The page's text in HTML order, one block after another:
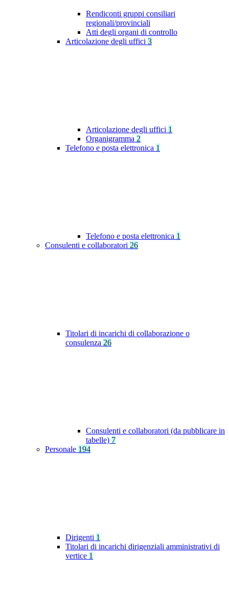
Rendiconti gruppi consiliari
regionali/provinciali
Atti degli organi di controllo
Articolazione degli uffici 3
Articolazione degli uffici 1
Organigramma 2
Telefono e posta elettronica 1
Telefono e posta elettronica 1
Consulenti e collaboratori 26
Titolari di incarichi di collaborazione o
consulenza 26
Consulenti e collaboratori (da pubblicare in
tabelle) 7
Personale 194
Dirigenti 1
Titolari di incarichi dirigenziali amministrativi di
vertice 1